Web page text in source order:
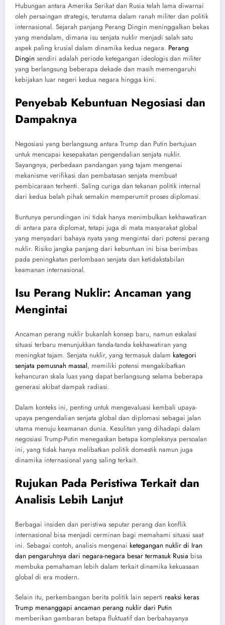
Hubungan antara Amerika Serikat dan Rusia telah lama diwarnai
oleh persaingan strategis, terutama dalam ranah militer dan politik
internasional. Sejarah panjang Perang Dingin meninggalkan bekas
yang mendalam, dimana isu senjata nuklir menjadi salah satu
aspek paling krusial dalam dinamika kedua negara. Perang
Dingin sendiri adalah periode ketegangan ideologis dan militer
yang berlangsung beberapa dekade dan masih memengaruhi
kebijakan luar negeri kedua negara hingga kini.
Penyebab Kebuntuan Negosiasi dan
Dampaknya
Negosiasi yang berlangsung antara Trump dan Putin bertujuan
untuk mencapai kesepakatan pengendalian senjata nuklir.
Sayangnya, perbedaan pandangan yang tajam mengenai
mekanisme verifikasi dan pembatasan senjata membuat
pembicaraan terhenti. Saling curiga dan tekanan politik internal
dari kedua belah pihak semakin memperumit proses diplomasi.
Buntunya perundingan ini tidak hanya menimbulkan kekhawatiran
di antara para diplomat, tetapi juga di mata masyarakat global
yang menyadari bahaya nyata yang mengintai dari potensi perang
nuklir. Risiko jangka panjang dari kebuntuan ini bisa berimbas
pada peningkatan perlombaan senjata dan ketidakstabilan
keamanan internasional.
Isu Perang Nuklir: Ancaman yang
Mengintai
Ancaman perang nuklir bukanlah konsep baru, namun eskalasi
situasi terbaru menunjukkan tanda-tanda kekhawatiran yang
meningkat tajam. Senjata nuklir, yang termasuk dalam kategori
senjata pemusnah massal, memiliki potensi mengakibatkan
kehancuran skala luas yang dapat berlangsung selama beberapa
generasi akibat dampak radiasi.
Dalam konteks ini, penting untuk mengevaluasi kembali upaya-
upaya pengendalian senjata global dan diplomasi sebagai jalan
utama menuju keamanan dunia. Kesulitan yang dihadapi dalam
negosiasi Trump-Putin menegaskan betapa kompleksnya persoalan
ini, yang tidak hanya melibatkan politik domestik namun juga
dinamika internasional yang saling terkait.
Rujukan Pada Peristiwa Terkait dan
Analisis Lebih Lanjut
Berbagai insiden dan peristiwa seputar perang dan konflik
internasional bisa menjadi cerminan bagi memahami situasi saat
ini. Sebagai contoh, analisis mengenai ketegangan nuklir di Iran
dan pengaruhnya dari negara-negara besar termasuk Rusia bisa
membuka pemahaman lebih dalam terkait dinamika kekuasaan
global di era modern.
Selain itu, perkembangan berita politik lain seperti reaksi keras
Trump menanggapi ancaman perang nuklir dari Putin
memberikan gambaran betapa fluktuatif dan berbahayanya